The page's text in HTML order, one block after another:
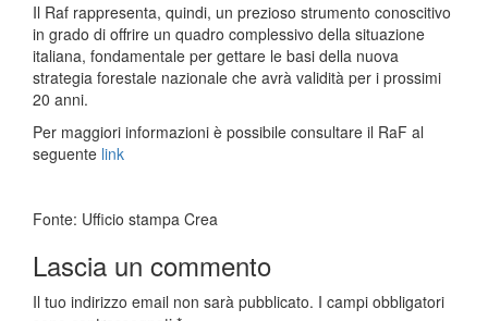
Il Raf rappresenta, quindi, un prezioso strumento conoscitivo
in grado di offrire un quadro complessivo della situazione
italiana, fondamentale per gettare le basi della nuova
strategia forestale nazionale che avrà validità per i prossimi
20 anni.
Per maggiori informazioni è possibile consultare il RaF al
seguente link
Fonte: Ufficio stampa Crea
Lascia un commento
Il tuo indirizzo email non sarà pubblicato. I campi obbligatori